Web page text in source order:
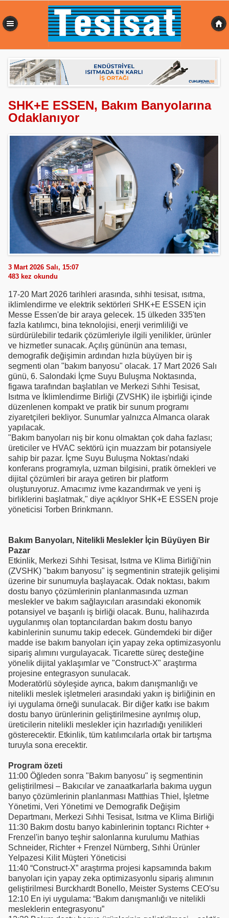
SHK+E ESSEN, Bakım Banyolarına
Odaklanıyor
3 Mart 2026 Salı, 15:07
483 kez okundu
17-20 Mart 2026 tarihleri arasında, sıhhi tesisat, ısıtma,
iklimlendirme ve elektrik sektörleri SHK+E ESSEN için
Messe Essen'de bir araya gelecek. 15 ülkeden 335'ten
fazla katılımcı, bina teknolojisi, enerji verimliliği ve
sürdürülebilir tedarik çözümleriyle ilgili yenilikler, ürünler
ve hizmetler sunacak. Açılış gününün ana teması,
demografik değişimin ardından hızla büyüyen bir iş
segmenti olan "bakım banyosu" olacak. 17 Mart 2026 Salı
günü, 6. Salondaki İçme Suyu Buluşma Noktasında,
figawa tarafından başlatılan ve Merkezi Sıhhi Tesisat,
Isıtma ve İklimlendirme Birliği (ZVSHK) ile işbirliği içinde
düzenlenen kompakt ve pratik bir sunum programı
ziyaretçileri bekliyor. Sunumlar yalnızca Almanca olarak
yapılacak.
"Bakım banyoları niş bir konu olmaktan çok daha fazlası;
üreticiler ve HVAC sektörü için muazzam bir potansiyele
sahip bir pazar. İçme Suyu Buluşma Noktası'ndaki
konferans programıyla, uzman bilgisini, pratik örnekleri ve
dijital çözümleri bir araya getiren bir platform
oluşturuyoruz. Amacımız ivme kazandırmak ve yeni iş
birliklerini başlatmak," diye açıklıyor SHK+E ESSEN proje
yöneticisi Torben Brinkmann.
Bakım Banyoları, Nitelikli Meslekler İçin Büyüyen Bir
Pazar
Etkinlik, Merkezi Sıhhi Tesisat, Isıtma ve Klima Birliği'nin
(ZVSHK) "bakım banyosu" iş segmentinin stratejik gelişimi
üzerine bir sunumuyla başlayacak. Odak noktası, bakım
dostu banyo çözümlerinin planlanmasında uzman
meslekler ve bakım sağlayıcıları arasındaki ekonomik
potansiyel ve başarılı iş birliği olacak. Bunu, halihazırda
uygulanmış olan toptancılardan bakım dostu banyo
kabinlerinin sunumu takip edecek. Gündemdeki bir diğer
madde ise bakım banyoları için yapay zeka optimizasyonlu
sipariş alımını vurgulayacak. Ticarette süreç desteğine
yönelik dijital yaklaşımlar ve "Construct-X" araştırma
projesine entegrasyon sunulacak.
Moderatörlü söyleşide ayrıca, bakım danışmanlığı ve
nitelikli meslek işletmeleri arasındaki yakın iş birliğinin en
iyi uygulama örneği sunulacak. Bir diğer katkı ise bakım
dostu banyo ürünlerinin geliştirilmesine ayrılmış olup,
üreticilerin nitelikli meslekler için hazırladığı yenilikleri
gösterecektir. Etkinlik, tüm katılımcılarla ortak bir tartışma
turuyla sona erecektir.
Program özeti
11:00 Öğleden sonra "Bakım banyosu" iş segmentinin
geliştirilmesi – Bakıcılar ve zanaatkarlarla bakıma uygun
banyo çözümlerinin planlanması Matthias Thiel, İşletme
Yönetimi, Veri Yönetimi ve Demografik Değişim
Departmanı, Merkezi Sıhhi Tesisat, Isıtma ve Klima Birliği
11:30 Bakım dostu banyo kabinlerinin toptancı Richter +
Frenzel'in banyo teşhir salonlarına kurulumu Mathias
Schneider, Richter + Frenzel Nürnberg, Sıhhi Ürünler
Yelpazesi Kilit Müşteri Yöneticisi
11:40 “Construct-X” araştırma projesi kapsamında bakım
banyoları için yapay zeka optimizasyonlu sipariş alımının
geliştirilmesi Burckhardt Bonello, Meister Systems CEO'su
12:10 En iyi uygulama: “Bakım danışmanlığı ve nitelikli
mesleklerin entegrasyonu”
0,762 sn